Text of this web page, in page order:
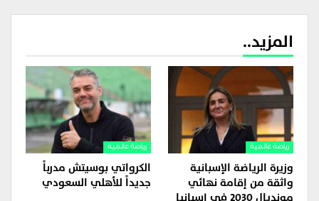
المزيد..
رياضة عالمية
وزيرة الرياضة الإسبانية
واثقة من إقامة نهائي
رياضة عالمية
الكرواتي بوسيتش مدرباً
جديداً للأهلي السعودي